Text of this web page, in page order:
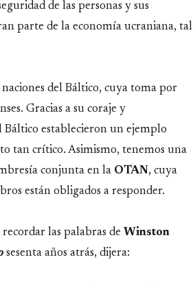
de las personas y sus
parte de la economía ucraniana, tal
del Báltico, cuya toma por
Gracias a su coraje y
Báltico establecieron un ejemplo
tan crítico. Asimismo, tenemos una
conjunta en la OTAN, cuya
están obligados a responder.
las palabras de Winston
sesenta años atrás, dijera: